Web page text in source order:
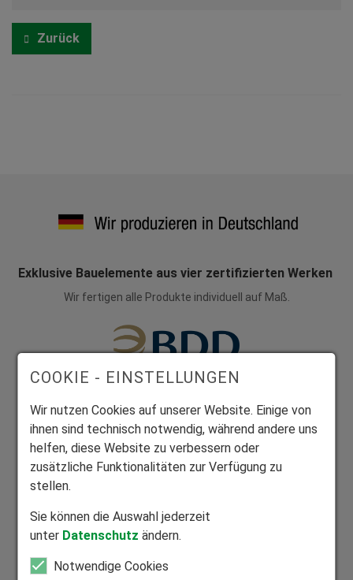
Zurück
Exklusive Bauelemente aus vier zertifizierten Werken
Wir fertigen alle Produkte individuell auf Maß.
Seriöser Direktvertrieb zum Nutzen unserer Kunden.
Mitglied Bundesverband Rollladen und Sonnenschutz
COOKIE - EINSTELLUNGEN
Wir nutzen Cookies auf unserer Website. Einige von
ihnen sind technisch notwendig, während andere uns
helfen, diese Website zu verbessern oder
zusätzliche Funktionalitäten zur Verfügung zu
stellen.
Sie können die Auswahl jederzeit
unter Datenschutz ändern.
Notwendige Cookies